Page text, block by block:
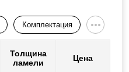
Комплектация
Толщина
ламели
Цена